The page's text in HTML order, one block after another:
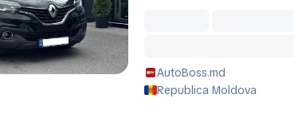
AutoBoss.md
Republica Moldova